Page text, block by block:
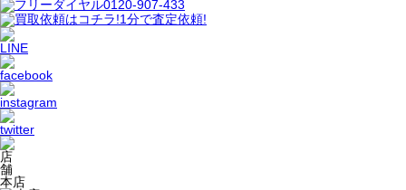
本店